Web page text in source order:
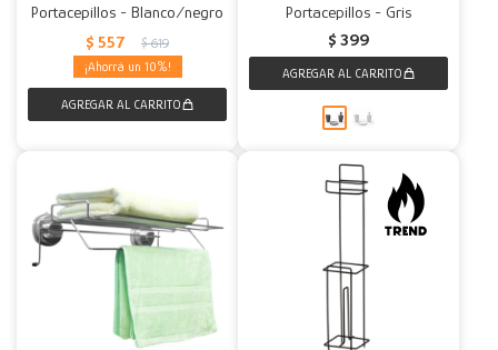
Portacepillos - Blanco/negro
$ 557 $ 619
10
Portacepillos - Gris
$ 399